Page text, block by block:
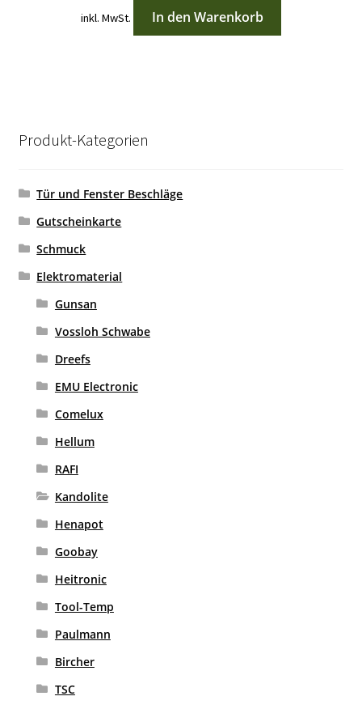
inkl. MwSt. In den Warenkorb
Produkt-Kategorien
Tür und Fenster Beschläge
Gutscheinkarte
Schmuck
Elektromaterial
Gunsan
Vossloh Schwabe
Dreefs
EMU Electronic
Comelux
Hellum
RAFI
Kandolite
Henapot
Goobay
Heitronic
Tool-Temp
Paulmann
Bircher
TSC